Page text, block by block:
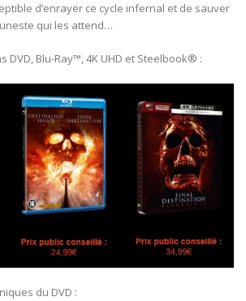
d’enrayer ce cycle infernal et de sauver
qui les attend…
DVD, Blu-Ray™, 4K UHD et Steelbook® :
du DVD :